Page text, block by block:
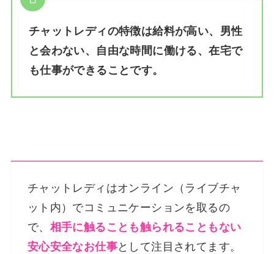
チャットレディの特徴は給料が高い、男性
と会わない、自由な時間に働ける、在宅で
も仕事ができることです。
チャットレディはオンライン（ライブチャ
ット内）でコミュニケーションを取るの
で、 相手に触ることも触られることもない
安心安全なお仕事として注目されてます。